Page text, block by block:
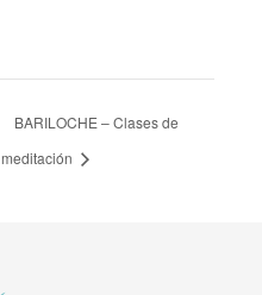
BARILOCHE – Clases de
meditación